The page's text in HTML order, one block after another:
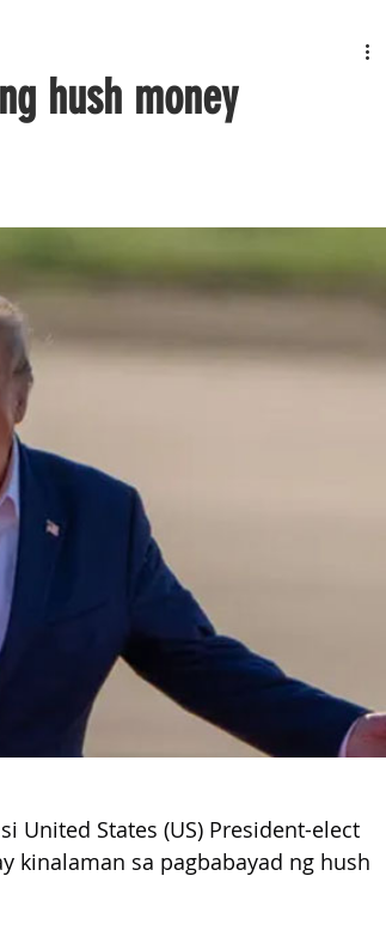
hush money
United States (US) President-elect
kinalaman sa pagbabayad ng hush